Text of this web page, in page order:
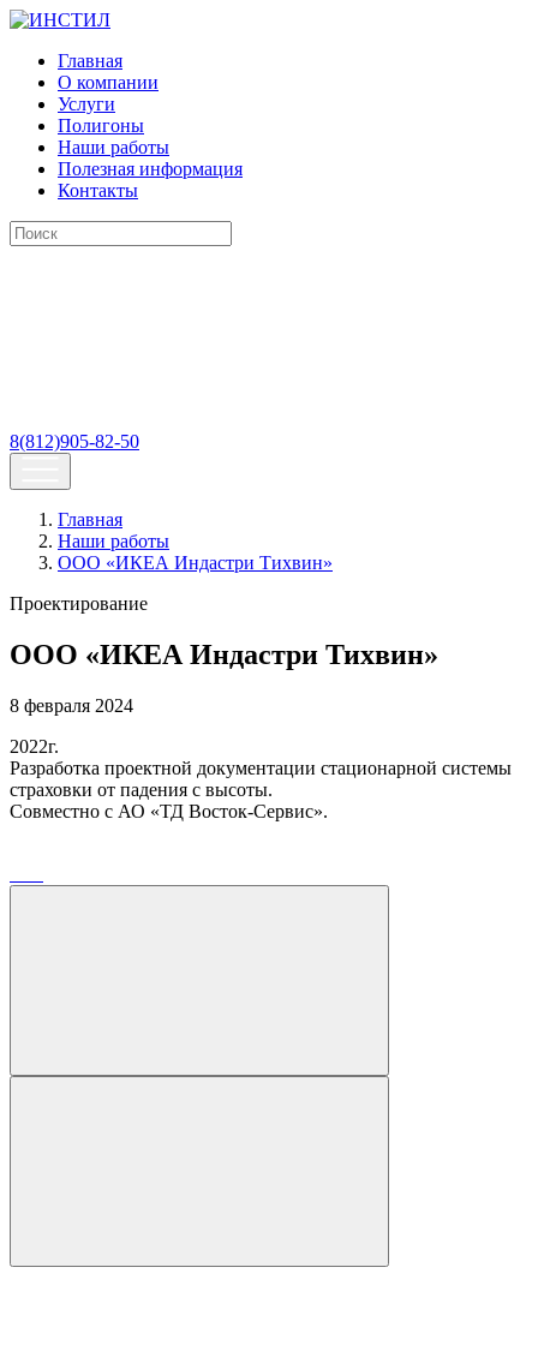
Главная
О компании
Услуги
Полигоны
Наши работы
Полезная информация
Контакты
8(812)905-82-50
Главная
Наши работы
ООО «ИКЕА Индастри Тихвин»
Проектирование
ООО «ИКЕА Индастри Тихвин»
8 февраля 2024
2022г.
Разработка проектной документации стационарной системы
страховки от падения с высоты.
Совместно с АО «ТД Восток-Сервис».